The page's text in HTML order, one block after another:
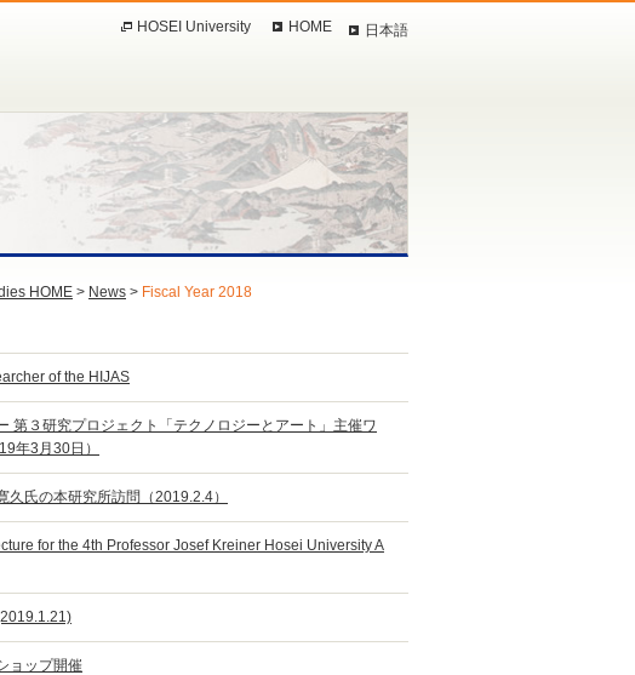
日本語
HOSEI University HOME
HOME > News > Fiscal Year 2018
of the HIJAS
第３研究プロジェクト「テクノロジーとアート」主催ワ
年3月30日）
氏の本研究所訪問（2019.2.4）
for the 4th Professor Josef Kreiner Hosei University A
ョップ開催